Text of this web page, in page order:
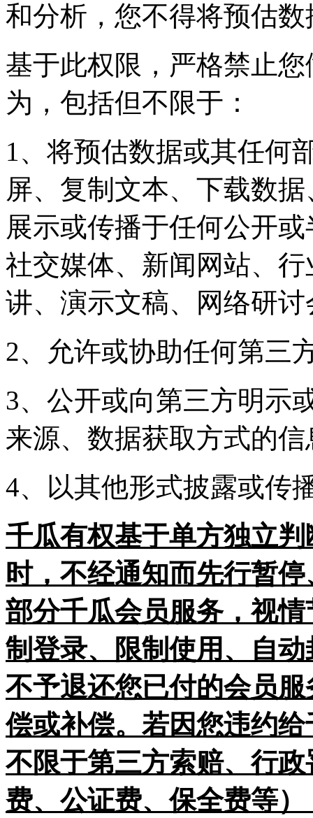
和分析，您不得将预估
基于此权限，严格禁止
为，包括但不限于：
1、将预估数据或其任何
屏、复制文本、下载数
展示或传播于任何公开
社交媒体、新闻网站、
讲、演示文稿、网络研
2、允许或协助任何第三
3、公开或向第三方明示
来源、数据获取方式的信
4、以其他形式披露或传
千瓜有权基于单方独立
时，不经通知而先行暂
部分千瓜会员服务，视
制登录、限制使用、自
不予退还您已付的会员
偿或补偿。若因您违约
不限于第三方索赔、行
费、公证费、保全费等